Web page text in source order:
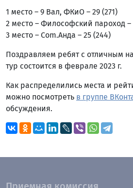
1 место – 9 Вал, ФКиО – 29 (271)
2 место – Философский пароход –
3 место – Com.Анда – 25 (244)
Поздравляем ребят с отличным
тур состоится в феврале 2023 г.
Как распределились места и
можно посмотреть в группе
обсуждения.